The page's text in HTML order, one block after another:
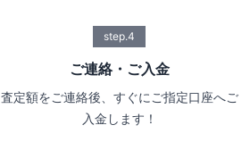
step.4
ご連絡・ご入金
査定額をご連絡後、すぐにご指定口座へご
入金します！